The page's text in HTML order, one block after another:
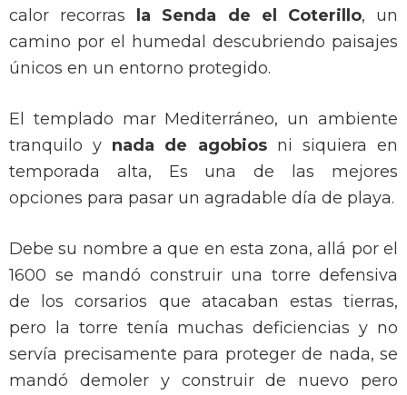
calor recorras la Senda de el Coterillo, un
camino por el humedal descubriendo paisajes
únicos en un entorno protegido.
El templado mar Mediterráneo, un ambiente
tranquilo y nada de agobiosni siquiera en
temporada alta, Es una de las mejores
opciones para pasar un agradable día de playa.
Debe su nombre a que en esta zona, allá por el
1600 se mandó construir una torre defensiva
de los corsarios que atacaban estas tierras,
pero la torre tenía muchas deficiencias y no
servía precisamente para proteger de nada, se
mandó demoler y construir de nuevo pero